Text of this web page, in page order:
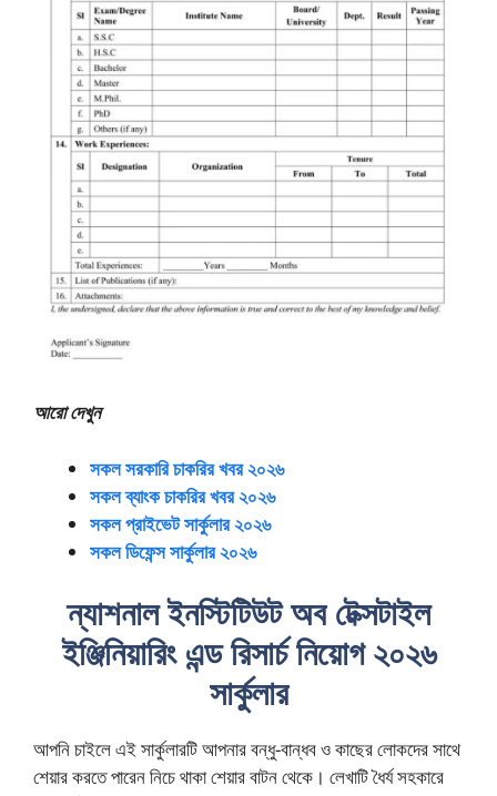
আরো দেখুন
সকল সরকারি চাকরির খবর ২০২৬
সকল ব্যাংক চাকরির খবর ২০২৬
সকল প্রাইভেট সার্কুলার ২০২৬
সকল ডিফেন্স সার্কুলার ২০২৬
ন্যাশনাল ইনস্টিটিউট অব টেক্সটাইল
ইঞ্জিনিয়ারিং এন্ড রিসার্চ নিয়োগ ২০২৬
সার্কুলার
আপনি চাইলে এই সার্কুলারটি আপনার বন্ধু-বান্ধব ও কাছের লোকদের সাথে
শেয়ার করতে পারেন নিচে থাকা শেয়ার বাটন থেকে। লেখাটি ধৈর্য সহকারে